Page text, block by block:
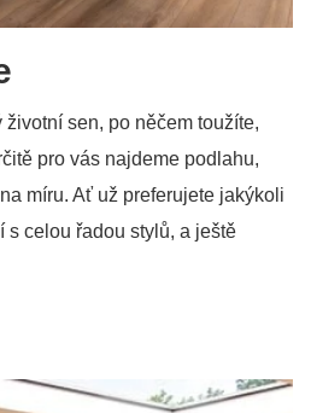
sen, po něčem toužíte,
pro vás najdeme podlahu,
míru. Ať už preferujete jakýkoli
s celou řadou stylů, a ještě